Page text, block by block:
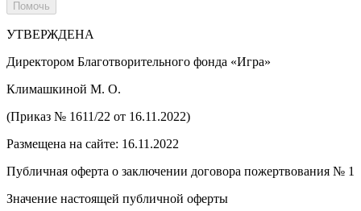
УТВЕРЖДЕНА
Директором Благотворительного фонда «Игра»
Климашкиной М. О.
(Приказ № 1611/22 от 16.11.2022)
Размещена на сайте: 16.11.2022
Публичная оферта о заключении договора пожертвования № 1
Значение настоящей публичной оферты